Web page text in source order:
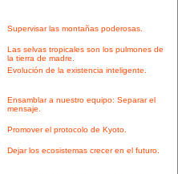
Supervisar las montañas poderosas.
Las selvas tropicales son los pulmones de
la tierra de madre.
Evolución de la existencia inteligente.
Ensamblar a nuestro equipo: Separar el
mensaje.
Promover el protocolo de Kyoto.
Dejar los ecosistemas crecer en el futuro.